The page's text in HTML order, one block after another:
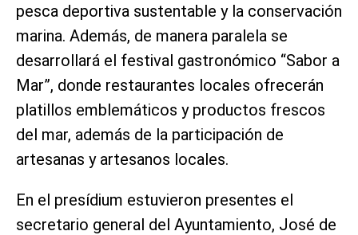
pesca deportiva sustentable y la conservación
marina. Además, de manera paralela se
desarrollará el festival gastronómico “Sabor a
Mar”, donde restaurantes locales ofrecerán
platillos emblemáticos y productos frescos
del mar, además de la participación de
artesanas y artesanos locales.
En el presídium estuvieron presentes el
secretario general del Ayuntamiento, José de